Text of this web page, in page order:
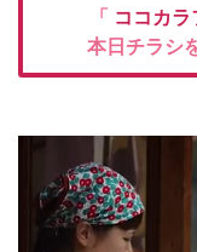
「 ココカ
本日チラシ